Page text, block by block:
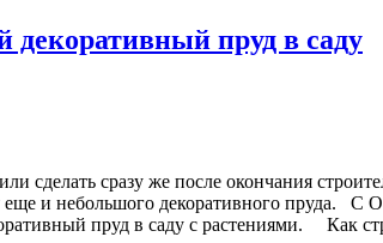
декоративный пруд в саду
сделать сразу же после окончания
еще и небольшого декоративного пруда.
пруд в саду с растениями. Как